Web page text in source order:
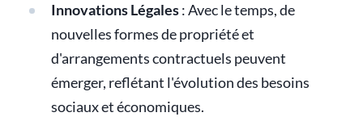
Innovations Légales: Avec le temps, de
nouvelles formes de propriété et
d'arrangements contractuels peuvent
émerger, reflétant l'évolution des besoins
sociaux et économiques.